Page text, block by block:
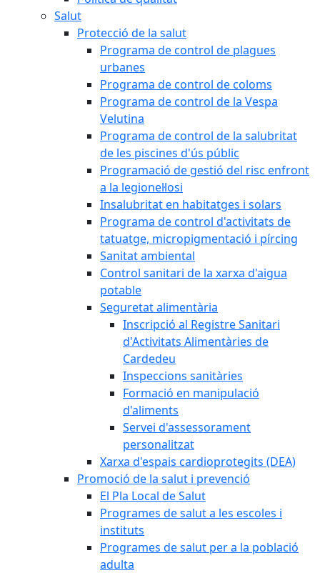
Salut
Protecció de la salut
Programa de control de plagues
urbanes
Programa de control de coloms
Programa de control de la Vespa
Velutina
Programa de control de la salubritat
de les piscines d'ús públic
Programació de gestió del risc enfront
a la legionel·losi
Insalubritat en habitatges i solars
Programa de control d'activitats de
tatuatge, micropigmentació i pírcing
Sanitat ambiental
Control sanitari de la xarxa d'aigua
potable
Seguretat alimentària
Inscripció al Registre Sanitari
d'Activitats Alimentàries de
Cardedeu
Inspeccions sanitàries
Formació en manipulació
d'aliments
Servei d'assessorament
personalitzat
Xarxa d'espais cardioprotegits (DEA)
Promoció de la salut i prevenció
El Pla Local de Salut
Programes de salut a les escoles i
instituts
Programes de salut per a la població
adulta